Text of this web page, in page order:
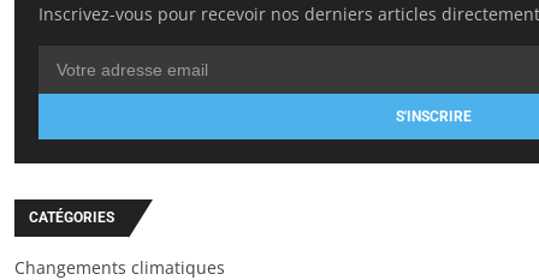
Inscrivez-vous pour recevoir nos derniers articles
S'INSCRIRE
CATÉGORIES
Changements climatiques